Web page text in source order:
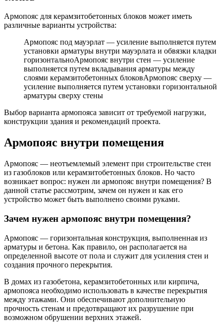
Армопояс для керамзитобетонных блоков может иметь
различные варианты устройства:
Армопояс под мауэрлат — усиление выполняется путем
установки арматуры внутри мауэрлата и обвязки кладки
горизонтальноАрмопояс внутри стен — усиление
выполняется путем вкладывания арматуры между
слоями керамзитобетонных блоковАрмопояс сверху —
усиление выполняется путем установки горизонтальной
арматуры сверху стены
Выбор варианта армопояса зависит от требуемой нагрузки,
конструкции здания и рекомендаций проекта.
Армопояс внутри помещения
Армопояс — неотъемлемый элемент при строительстве стен
из газоблоков или керамзитобетонных блоков. Но часто
возникает вопрос: нужен ли армопояс внутри помещения? В
данной статье рассмотрим, зачем он нужен и как его
устройство может быть выполнено своими руками.
Зачем нужен армопояс внутри помещения?
Армопояс — горизонтальная конструкция, выполненная из
арматуры и бетона. Как правило, он располагается на
определенной высоте от пола и служит для усиления стен и
создания прочного перекрытия.
В домах из газобетона, керамзитобетонных или кирпича,
армопояса необходимо использовать в качестве перекрытия
между этажами. Они обеспечивают дополнительную
прочность стенам и предотвращают их разрушение при
возможном обрушении верхних этажей.